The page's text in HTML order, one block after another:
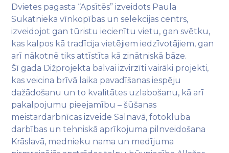
Dvietes pagasta “Apsītēs” izveidots Paula
Sukatnieka vīnkopības un selekcijas centrs,
izveidojot gan tūristu iecienītu vietu, gan svētku,
kas kalpos kā tradīcija vietējiem iedzīvotājiem, gan
arī nākotnē tiks attīstīta kā zinātniskā bāze.
Šī gada Dižprojekta balvai izvirzīti vairāki projekti,
kas veicina brīvā laika pavadīšanas iespēju
dažādošanu un to kvalitātes uzlabošanu, kā arī
pakalpojumu pieejamību – šūšanas
meistardarbnīcas izveide Salnavā, fotokluba
darbības un tehniskā aprīkojuma pilnveidošana
Krāslavā, mednieku nama un medījuma